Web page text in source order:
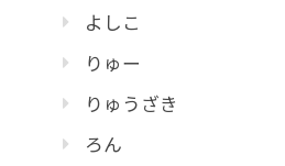
よしこ
りゅー
りゅうざき
ろん